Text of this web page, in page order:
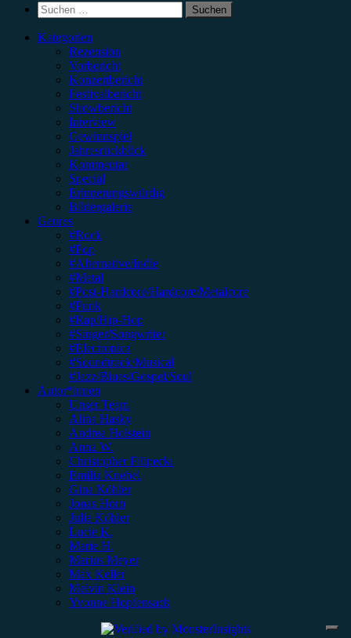
Suchen
nach:
Kategorien
Rezension
Vorbericht
Konzertbericht
Festivalbericht
Showbericht
Interview
Gewinnspiel
Jahresrückblick
Kommentar
Special
Erinnerungswürdig
Bildergalerie
Genres
#Rock
#Pop
#Alternative/Indie
#Metal
#Post-Hardcore/Hardcore/Metalcore
#Punk
#Rap/Hip-Hop
#Singer/Songwriter
#Electronica
#Soundtrack/Musical
#Jazz/Blues/Gospel/Soul
Autor*innen
Unser Team
Alina Hasky
Andrea Holstein
Anna W.
Christopher Filipecki
Emilia Knebel
Gina Köhler
Jonas Horn
Julia Köhler
Lucie K.
Marie H.
Marius Meyer
Max Keller
Melvin Klein
Yvonne Hopfensack